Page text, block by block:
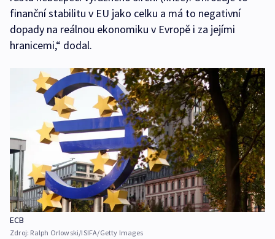
finanční stabilitu v EU jako celku a má to negativní
dopady na reálnou ekonomiku v Evropě i za jejími
hranicemi,“ dodal.
ECB
Zdroj: Ralph Orlowski/ISIFA/Getty Images